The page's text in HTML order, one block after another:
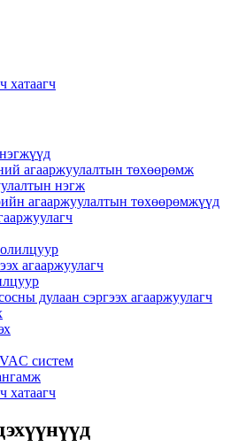
хатаагч
агааржуулалтын төхөөрөмж
нэгж
агааржуулалтын төхөөрөмжүүд
агааржуулагч
дулаан сэргээх агааржуулагч
систем
хатаагч